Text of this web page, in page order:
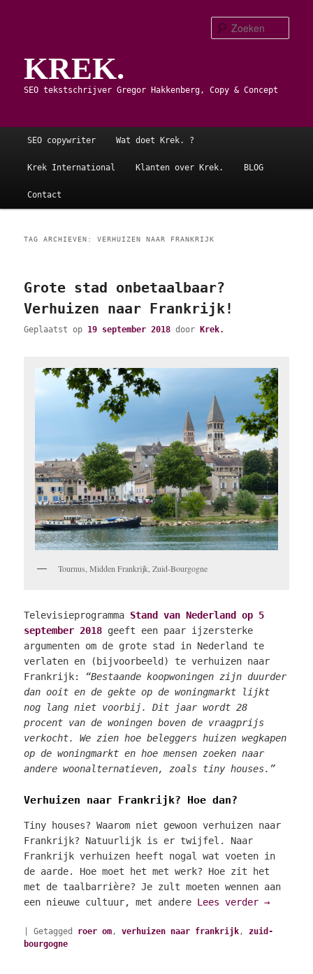
primaire
inhoud
secundaire
inhoudKREK.
SEO tekstschrijver Gregor Hakkenberg, Copy & Concept
Hoofdmenu
SEO copywriter Wat doet Krek. ?
Krek International Klanten over Krek. BLOG
Contact
TAG ARCHIEVEN:VERHUIZEN NAAR FRANKRIJK
Grote stad onbetaalbaar?
Verhuizen naar Frankrijk!
Geplaatst op 19 september 2018 doorKrek.
Tournus, Midden Frankrijk, Zuid-Bourgogne
Televisieprogramma Stand van Nederland op 5
september 2018 geeft een paar ijzersterke
argumenten om de grote stad in Nederland te
verlaten en (bijvoorbeeld) te verhuizen naar
Frankrijk: “Bestaande koopwoningen zijn duurder
dan ooit en de gekte op de woningmarkt lijkt
nog lang niet voorbij. Dit jaar wordt 28
procent van de woningen boven de vraagprijs
verkocht. We zien hoe beleggers huizen wegkapen
op de woningmarkt en hoe mensen zoeken naar
andere woonalternatieven, zoals tiny houses.”
Verhuizen naar Frankrijk? Hoe dan?
Tiny houses? Waarom niet gewoon verhuizen naar
Frankrijk? Natuurlijk is er twijfel. Naar
Frankrijk verhuizen heeft nogal wat voeten in
de aarde. Hoe moet het met werk? Hoe zit het
met de taalbarrière? Je zult moeten wennen aan
een nieuwe cultuur, met andere Lees verder→
|Getagged roer om,verhuizen naar frankrijk, zuid-
bourgogne